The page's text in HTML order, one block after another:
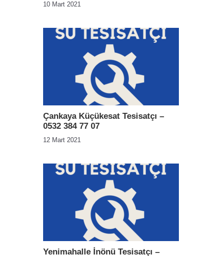
10 Mart 2021
Çankaya Küçükesat Tesisatçı –
0532 384 77 07
12 Mart 2021
Yenimahalle İnönü Tesisatçı –